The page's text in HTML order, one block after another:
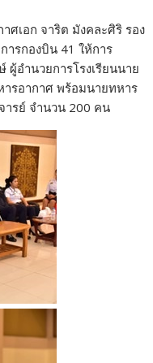
er
e
st
p
y
Li
n
k
ar
e
ศเอก จาริต มังคละศิริ รอง
ารกองบิน 41 ให้การ
ผู้อำนวยการโรงเรียนนาย
รอากาศ พร้อมนายทหาร
ารย์ จำนวน 200 คน